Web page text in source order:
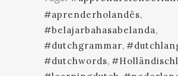
#aprenderholandês,
#belajarbahasabelanda,
#dutchgrammar,
#dutchwords,